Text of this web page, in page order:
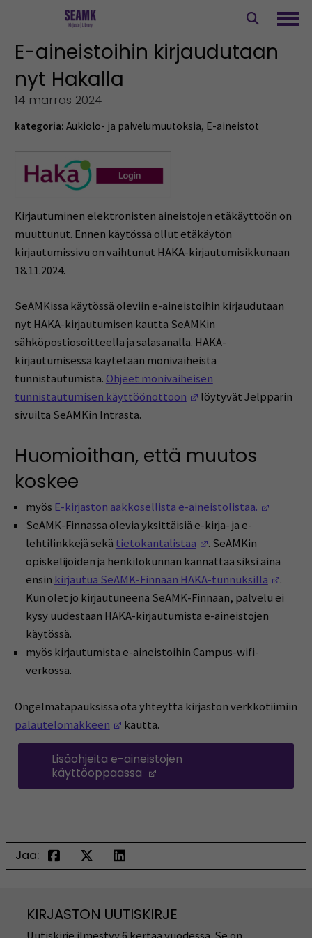
E-aineistoihin kirjaudutaan
nyt Hakalla
14 marras 2024
kategoria: Aukiolo- ja palvelumuutoksia, E-aineistot
Kirjautuminen elektronisten aineistojen etäkäyttöön on
muuttunut. Ennen käytössä ollut etäkäytön
kirjautumissivu on vaihtunut HAKA-kirjautumisikkunaan
18.11.2024.
SeAMKissa käytössä oleviin e-aineistoihin kirjaudutaan
nyt HAKA-kirjautumisen kautta SeAMKin
sähköpostiosoitteella ja salasanalla. HAKA-
kirjautumisessa käytetään monivaiheista
tunnistautumista. Ohjeet monivaiheisen
tunnistautumisen käyttöönottoon
(Opens in a new
löytyvät Jelpparin
sivuilta SeAMKin Intrasta.
Huomioithan, että muutos
koskee
myös E-kirjaston aakkosellista e-aineistolistaa.
SeAMK-Finnassa olevia yksittäisiä e-kirja- ja e-
lehtilinkkejä sekä tietokantalistaa (Opens in a new
. SeAMKin
opiskelijoiden ja henkilökunnan kannattaa siksi aina
ensin kirjautua SeAMK-Finnaan HAKA-tunnuksilla
.
Kun olet jo kirjautuneena SeAMK-Finnaan, palvelu ei
kysy uudestaan HAKA-kirjautumista e-aineistojen
käytössä.
myös kirjautumista e-aineistoihin Campus-wifi-
verkossa.
Ongelmatapauksissa ota yhteyttä kirjaston verkkotiimiin
palautelomakkeen
(Opens in a new window)
kautta.
Lisäohjeita e-aineistojen
käyttöoppaassa
Jaa:
KIRJASTON UUTISKIRJE